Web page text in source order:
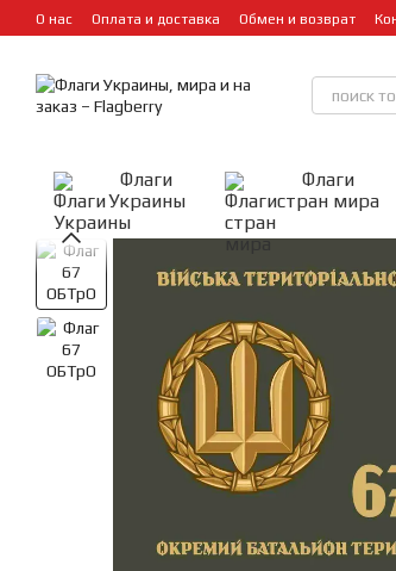
Перейти к основному контенту
О нас Оплата и доставка Обмен и возврат
Флаги
Украины
Флаги
стран мира